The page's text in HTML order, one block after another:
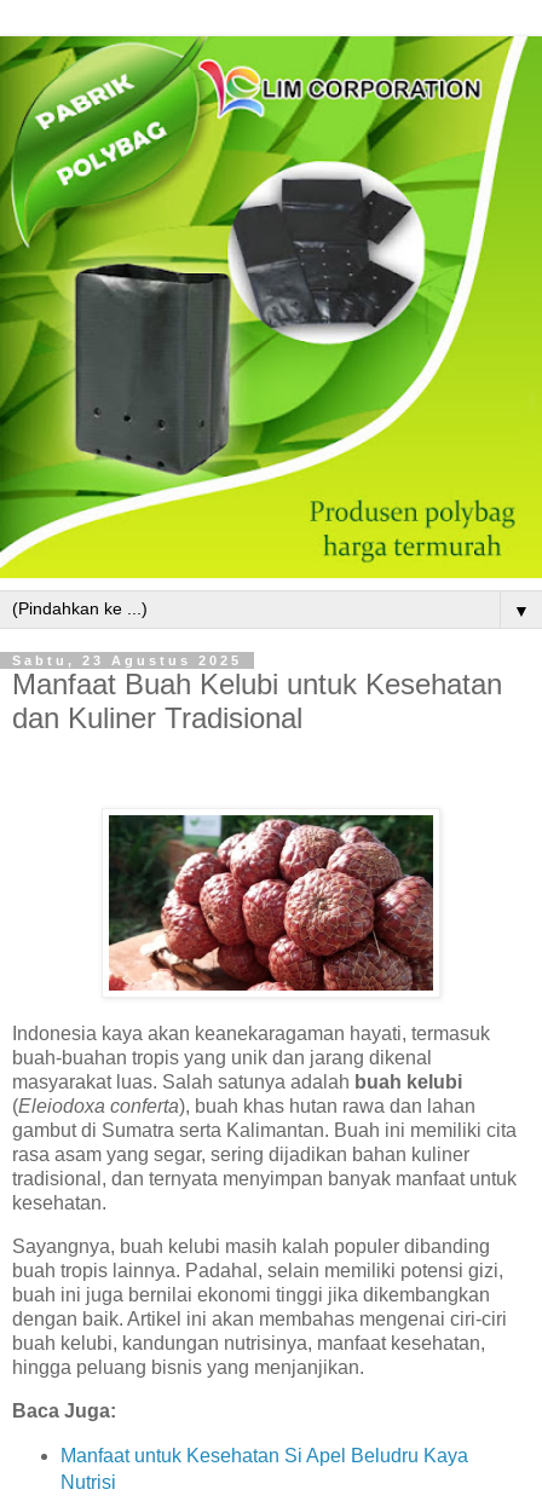
▼
Sabtu, 23 Agustus 2025
Manfaat Buah Kelubi untuk Kesehatan
dan Kuliner Tradisional
Indonesia kaya akan keanekaragaman hayati, termasuk
buah-buahan tropis yang unik dan jarang dikenal
masyarakat luas. Salah satunya adalah buah kelubi
(Eleiodoxa conferta), buah khas hutan rawa dan lahan
gambut di Sumatra serta Kalimantan. Buah ini memiliki cita
rasa asam yang segar, sering dijadikan bahan kuliner
tradisional, dan ternyata menyimpan banyak manfaat untuk
kesehatan.
Sayangnya, buah kelubi masih kalah populer dibanding
buah tropis lainnya. Padahal, selain memiliki potensi gizi,
buah ini juga bernilai ekonomi tinggi jika dikembangkan
dengan baik. Artikel ini akan membahas mengenai ciri-ciri
buah kelubi, kandungan nutrisinya, manfaat kesehatan,
hingga peluang bisnis yang menjanjikan.
Baca Juga:
Manfaat untuk Kesehatan Si Apel Beludru Kaya
Nutrisi